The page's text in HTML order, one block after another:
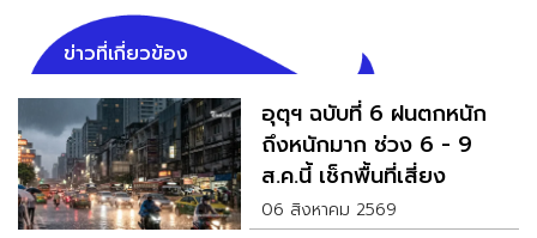
ข่าวที่เกี่ยวข้อง
อุตุฯ ฉบับที่ 6 ฝนตกหนัก
ถึงหนักมาก ช่วง 6 - 9
ส.ค.นี้ เช็กพื้นที่เสี่ยง
06 สิงหาคม 2569